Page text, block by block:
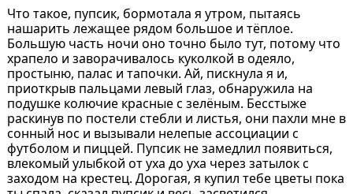
Что такое, пупсик, бормотала я утром, пытаясь
нашарить лежащее рядом большое и тёплое.
Большую часть ночи оно точно было тут, потому что
храпело и заворачивалось куколкой в одеяло,
простыню, палас и тапочки. Ай, пискнула я и,
приоткрыв пальцами левый глаз, обнаружила на
подушке колючие красные с зелёным. Бесстыже
раскинув по постели стебли и листья, они пахли мне в
сонный нос и вызывали нелепые ассоциации с
футболом и пиццей. Пупсик не замедлил появиться,
влекомый улыбкой от уха до уха через затылок с
заходом на крестец. Дорогая, я купил тебе цветы пока